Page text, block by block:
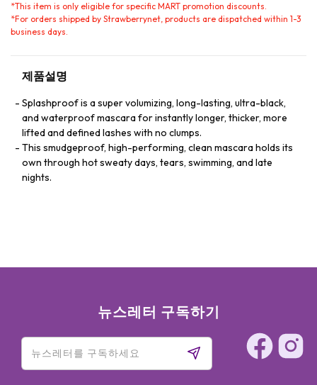
*This item is only eligible for specific MART promotion discounts.
*For orders shipped by Strawberrynet, products are dispatched within 1-3
business days.
제품설명
Splashproof is a super volumizing, long-lasting, ultra-black,
and waterproof mascara for instantly longer, thicker, more
lifted and defined lashes with no clumps.
This smudgeproof, high-performing, clean mascara holds its
own through hot sweaty days, tears, swimming, and late
nights.
뉴스레터 구독하기